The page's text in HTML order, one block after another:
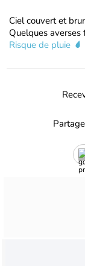
Ciel couvert et
Quelques averses
Risque de pluie